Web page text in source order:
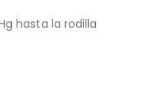
hasta la rodilla